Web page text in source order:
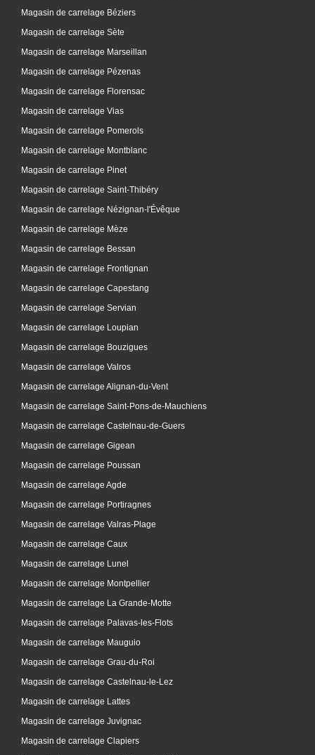
Magasin de carrelage Béziers
Magasin de carrelage Sète
Magasin de carrelage Marseillan
Magasin de carrelage Pézenas
Magasin de carrelage Florensac
Magasin de carrelage Vias
Magasin de carrelage Pomerols
Magasin de carrelage Montblanc
Magasin de carrelage Pinet
Magasin de carrelage Saint-Thibéry
Magasin de carrelage Nézignan-l'Évêque
Magasin de carrelage Mèze
Magasin de carrelage Bessan
Magasin de carrelage Frontignan
Magasin de carrelage Capestang
Magasin de carrelage Servian
Magasin de carrelage Loupian
Magasin de carrelage Bouzigues
Magasin de carrelage Valros
Magasin de carrelage Alignan-du-Vent
Magasin de carrelage Saint-Pons-de-Mauchiens
Magasin de carrelage Castelnau-de-Guers
Magasin de carrelage Gigean
Magasin de carrelage Poussan
Magasin de carrelage Agde
Magasin de carrelage Portiragnes
Magasin de carrelage Valras-Plage
Magasin de carrelage Caux
Magasin de carrelage Lunel
Magasin de carrelage Montpellier
Magasin de carrelage La Grande-Motte
Magasin de carrelage Palavas-les-Flots
Magasin de carrelage Mauguio
Magasin de carrelage Grau-du-Roi
Magasin de carrelage Castelnau-le-Lez
Magasin de carrelage Lattes
Magasin de carrelage Juvignac
Magasin de carrelage Clapiers